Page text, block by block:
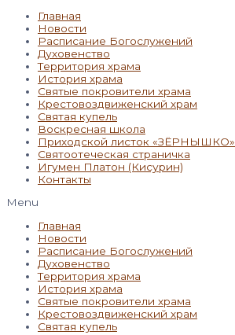
Главная
Новости
Расписание Богослужений
Духовенство
Территория храма
История храма
Святые покровители храма
Крестовоздвиженский храм
Святая купель
Воскресная школа
Приходской листок «ЗЁРНЫШКО»
Святоотеческая страничка
Игумен Платон (Кисурин)
Контакты
Menu
Главная
Новости
Расписание Богослужений
Духовенство
Территория храма
История храма
Святые покровители храма
Крестовоздвиженский храм
Святая купель